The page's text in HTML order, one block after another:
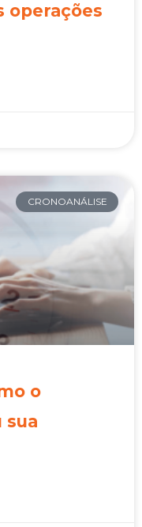
operações
CRONOANÁLISE
o
sua